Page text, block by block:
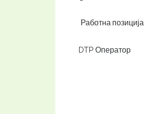
Работна позиција
DTP Оператор